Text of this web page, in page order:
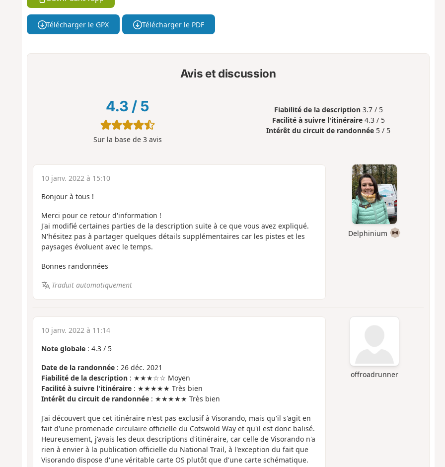
Télécharger le GPX Télécharger le PDF
Avis et discussion
4.3 / 5
Sur la base de 3avis
Fiabilité de la description 3.7 / 5
Facilité à suivre l'itinéraire 4.3 / 5
Intérêt du circuit de randonnée 5 / 5
Delphinium
10 janv. 2022 à 15:10
Bonjour à tous !
Merci pour ce retour d'information !
J'ai modifié certaines parties de la description suite à ce que vous avez expliqué.
N'hésitez pas à partager quelques détails supplémentaires car les pistes et les
paysages évoluent avec le temps.
Bonnes randonnées
Traduit automatiquement
offroadrunner
10 janv. 2022 à 11:14
Note globale: 4.3/ 5
Date de la randonnée: 26 déc. 2021
Fiabilité de la description: ★★★☆☆ Moyen
Facilité à suivre l'itinéraire: ★★★★★ Très bien
Intérêt du circuit de randonnée: ★★★★★ Très bien
J'ai découvert que cet itinéraire n'est pas exclusif à Visorando, mais qu'il s'agit en
fait d'une promenade circulaire officielle du Cotswold Way et qu'il est donc balisé.
Heureusement, j'avais les deux descriptions d'itinéraire, car celle de Visorando n'a
rien à envier à la publication officielle du National Trail, à l'exception du fait que
Visorando dispose d'une véritable carte OS plutôt que d'une carte schématique.